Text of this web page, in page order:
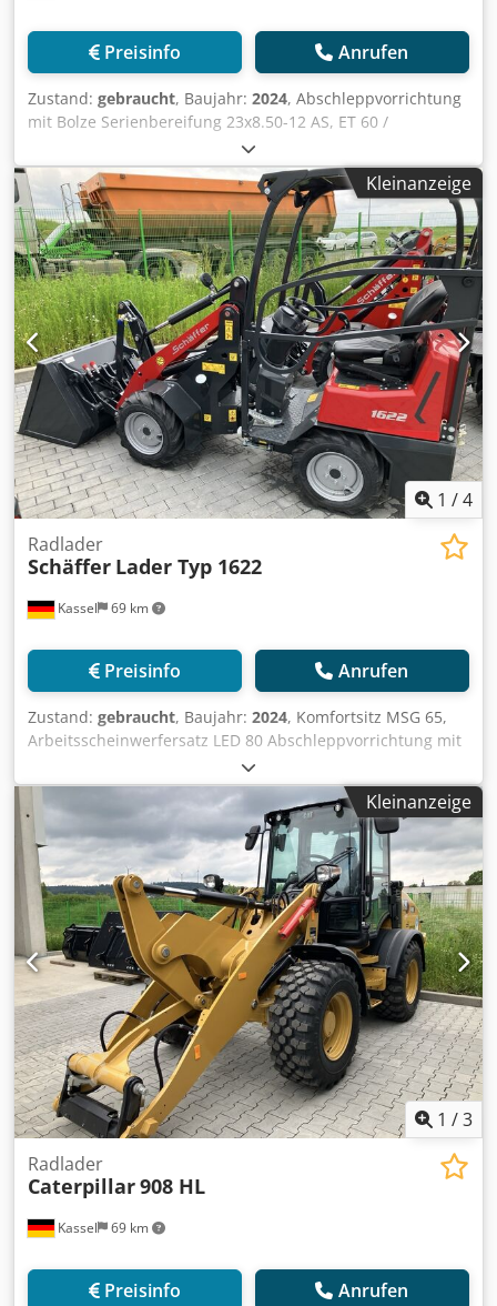
Preisinfo Anrufen
Zustand: gebraucht, Baujahr: 2024, Abschleppvorrichtung
mit Bolze Serienbereifung 23x8.50-12 AS, ET 60 /
Aufnahmerahmen Hoflader-WS Typ SWH hydr.
Leichtgutschaufel Mini, eckig 0,90 m, / 315 l mit
Fahrerschutzdach Kubota Diesel Motor D902 16,2 KW = 22
PS First / Edition Ausstattung Crsdpfx Astvf Raebief
Kleinanzeige
1 /4
Kassel 69 km
Radlader
Schäffer Lader Typ 1622
Preisinfo Anrufen
Zustand: gebraucht, Baujahr: 2024, Komfortsitz MSG 65,
Arbeitsscheinwerfersatz LED 80 Abschleppvorrichtung mit
/ Bolze und Zurrösen, Serienbereifung 23x8.50-12 AS, ET
60 Aufnahmerahmen / Hoflader-WS Typ SWH hydr.
Leichtgutschaufel Mini, eckig 0,90 m, 315 l mit /
Fahrerschutzdach K Crodpstt Ap Tefx Abisf
Kleinanzeige
1 /3
Kassel 69 km
Radlader
Caterpillar908 HL
Preisinfo Anrufen